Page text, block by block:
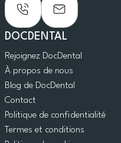
DOCDENTAL
Rejoignez DocDental
À propos de nous
Blog de DocDental
Contact
Politique de confidentialité
Termes et conditions